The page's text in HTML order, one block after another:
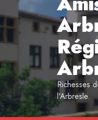
Richesses
l'Arbresle.